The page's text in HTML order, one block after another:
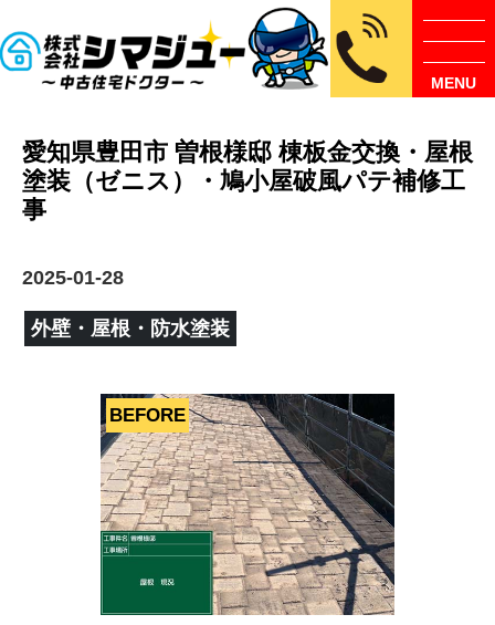
MENU
愛知県豊田市 曽根様邸 棟板金交換・屋根
塗装（ゼニス）・鳩小屋破風パテ補修工
事
2025-01-28
外壁・屋根・防水塗装